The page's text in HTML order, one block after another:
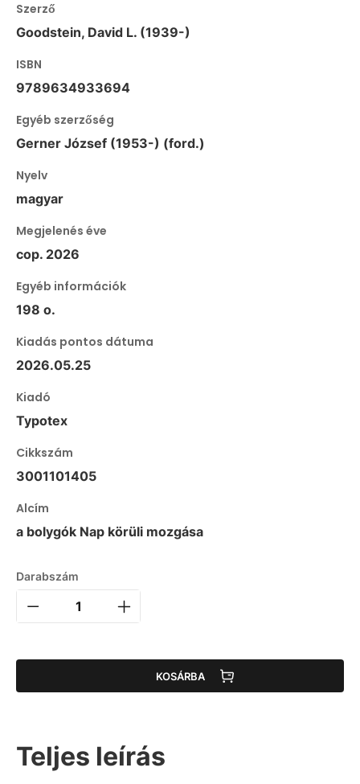
Szerző
Goodstein, David L. (1939-)
ISBN
9789634933694
Egyéb szerzőség
Gerner József (1953-) (ford.)
Nyelv
magyar
Megjelenés éve
cop. 2026
Egyéb információk
198 o.
Kiadás pontos dátuma
2026.05.25
Kiadó
Typotex
Cikkszám
3001101405
Alcím
a bolygók Nap körüli mozgása
Darabszám
KOSÁRBA
Teljes leírás